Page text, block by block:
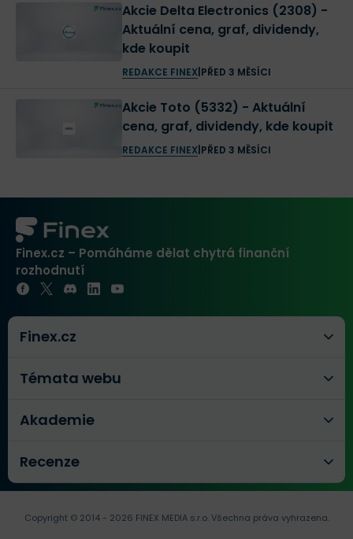
Akcie Delta Electronics (2308) -
Aktuální cena, graf, dividendy,
kde koupit
REDAKCE FINEX| PŘED 3 MĚSÍCI
Akcie Toto (5332) - Aktuální
cena, graf, dividendy, kde koupit
REDAKCE FINEX| PŘED 3 MĚSÍCI
Finex.cz – Pomáháme dělat chytrá finanční
rozhodnutí
Finex.cz
Témata webu
Akademie
Recenze
Copyright © 2014 - 2026 FINEX MEDIA s.r.o.Všechna práva vyhrazena.